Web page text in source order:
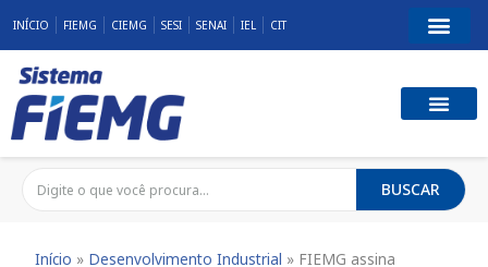
INÍCIO FIEMG CIEMG SESI SENAI IEL CIT
BUSCAR
Início » Desenvolvimento Industrial » FIEMG assina